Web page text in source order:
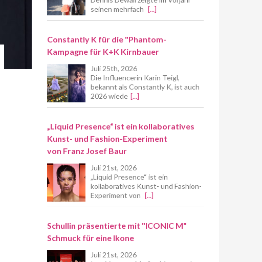
seinen mehrfach [...]
Constantly K für die "Phantom-
Kampagne für K+K Kirnbauer
Juli 25th, 2026
Die Influencerin Karin Teigl,
bekannt als Constantly K, ist auch
2026 wiede [...]
„Liquid Presence“ ist ein kollaboratives
Kunst- und Fashion-Experiment
von Franz Josef Baur
Juli 21st, 2026
„Liquid Presence“ ist ein
kollaboratives Kunst- und Fashion-
Experiment von [...]
Schullin präsentierte mit "ICONIC M"
Schmuck für eine Ikone
Juli 21st, 2026